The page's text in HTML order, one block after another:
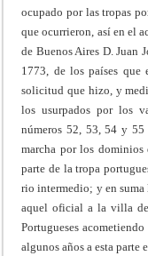
ocupado por las tropas
que ocurrieron, así en el
de Buenos Aires D. Juan
1773, de los países
solicitud que hizo, y
los usurpados por los
números 52, 53, 54 y
marcha por los
parte de la tropa
rio intermedio; y en suma
aquel oficial a la villa
Portugueses
algunos años a esta